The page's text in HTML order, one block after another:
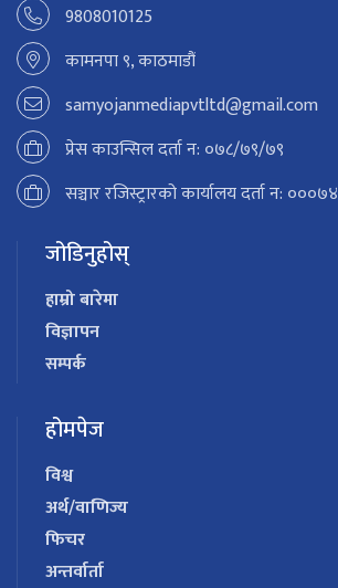
9808010125
कामनपा ९, काठमाडौं
samyojanmediapvtltd@gmail.com
प्रेस काउन्सिल दर्ता न: ०७८/७९/७९
सञ्चार रजिस्ट्रारको कार्यालय दर्ता न: ०००७४
जोडिनुहोस्
हाम्रो बारेमा
विज्ञापन
सम्पर्क
होमपेज
विश्व
अर्थ/वाणिज्य
फिचर
अन्तर्वार्ता